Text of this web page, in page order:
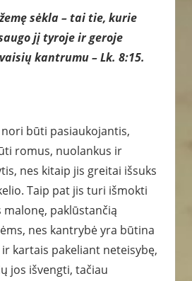
sėkla – tai tie, kurie
jį tyroje ir geroje
kantrumu – Lk. 8:15.
būti pasiaukojantis,
romus, nuolankus ir
nes kitaip jis greitai išsuks
Taip pat jis turi išmokti
malonę, paklūstančią
nes kantrybė yra būtina
ir kartais pakeliant neteisybę,
jos išvengti, tačiau